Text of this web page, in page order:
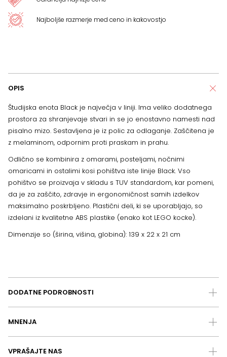
Najboljše razmerje med ceno in kakovostjo
OPIS
Študijska enota Black je največja v liniji. Ima veliko dodatnega
prostora za shranjevaje stvari in se jo enostavno namesti nad
pisalno mizo. Sestavljena je iz polic za odlaganje. Zaščitena je
z melaminom, odpornim proti praskam in prahu.
Odlično se kombinira z omarami, posteljami, nočnimi
omaricami in ostalimi kosi pohištva iste linije Black. Vso
pohištvo se proizvaja v skladu s TUV standardom, kar pomeni,
da je za zaščito, zdravje in ergonomičnost samih izdelkov
maksimalno poskrbljeno. Plastični deli, ki se uporabljajo, so
izdelani iz kvalitetne ABS plastike (enako kot LEGO kocke).
Dimenzije so (širina, višina, globina): 139 x 22 x 21 cm
DODATNE PODROBNOSTI
MNENJA
VPRAŠAJTE NAS